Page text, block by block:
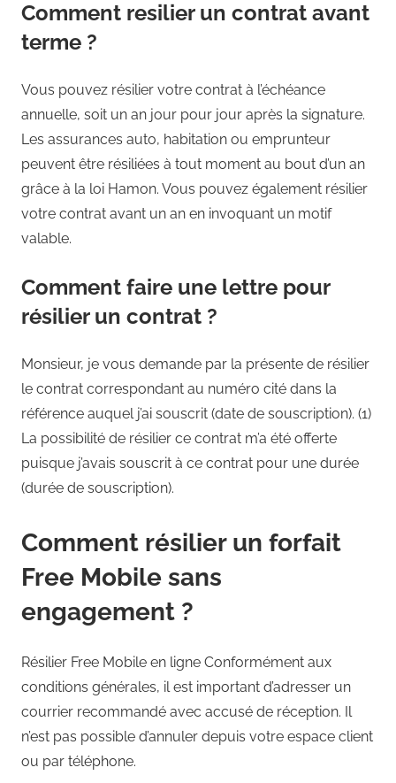
Comment resilier un contrat avant
terme ?
Vous pouvez résilier votre contrat à l’échéance
annuelle, soit un an jour pour jour après la signature.
Les assurances auto, habitation ou emprunteur
peuvent être résiliées à tout moment au bout d’un an
grâce à la loi Hamon. Vous pouvez également résilier
votre contrat avant un an en invoquant un motif
valable.
Comment faire une lettre pour
résilier un contrat ?
Monsieur, je vous demande par la présente de résilier
le contrat correspondant au numéro cité dans la
référence auquel j’ai souscrit (date de souscription). (1)
La possibilité de résilier ce contrat m’a été offerte
puisque j’avais souscrit à ce contrat pour une durée
(durée de souscription).
Comment résilier un forfait
Free Mobile sans
engagement ?
Résilier Free Mobile en ligne Conformément aux
conditions générales, il est important d’adresser un
courrier recommandé avec accusé de réception. Il
n’est pas possible d’annuler depuis votre espace client
ou par téléphone.